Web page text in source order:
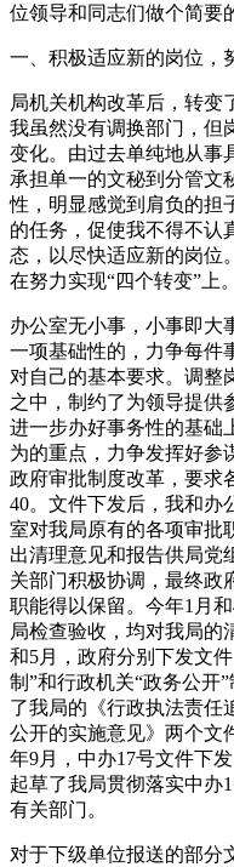
位领导和同志们做个简要
一、积极适应新的岗位，
局机关机构改革后，转变
我虽然没有调换部门，但
变化。由过去单纯地从事
承担单一的文秘到分管文
性，明显感觉到肩负的担
的任务，促使我不得不认
态，以尽快适应新的岗位
在努力实现“四个转变”上。
办公室无小事，小事即大
一项基础性的，力争每件
对自己的基本要求。调整
之中，制约了为领导提供
进一步办好事务性的基础
为的重点，力争发挥好参
政府审批制度改革，要求
40。文件下发后，我和办
室对我局原有的各项审批
出清理意见和报告供局党
关部门积极协调，最终政
职能得以保留。今年1月
局检查验收，均对我局的
和5月，政府分别下发文
制”和行政机关“政务公开
了我局的《行政执法责任
公开的实施意见》两个文
年9月，中办17号文件下
起草了我局贯彻落实中办
有关部门。
对于下级单位报送的部分